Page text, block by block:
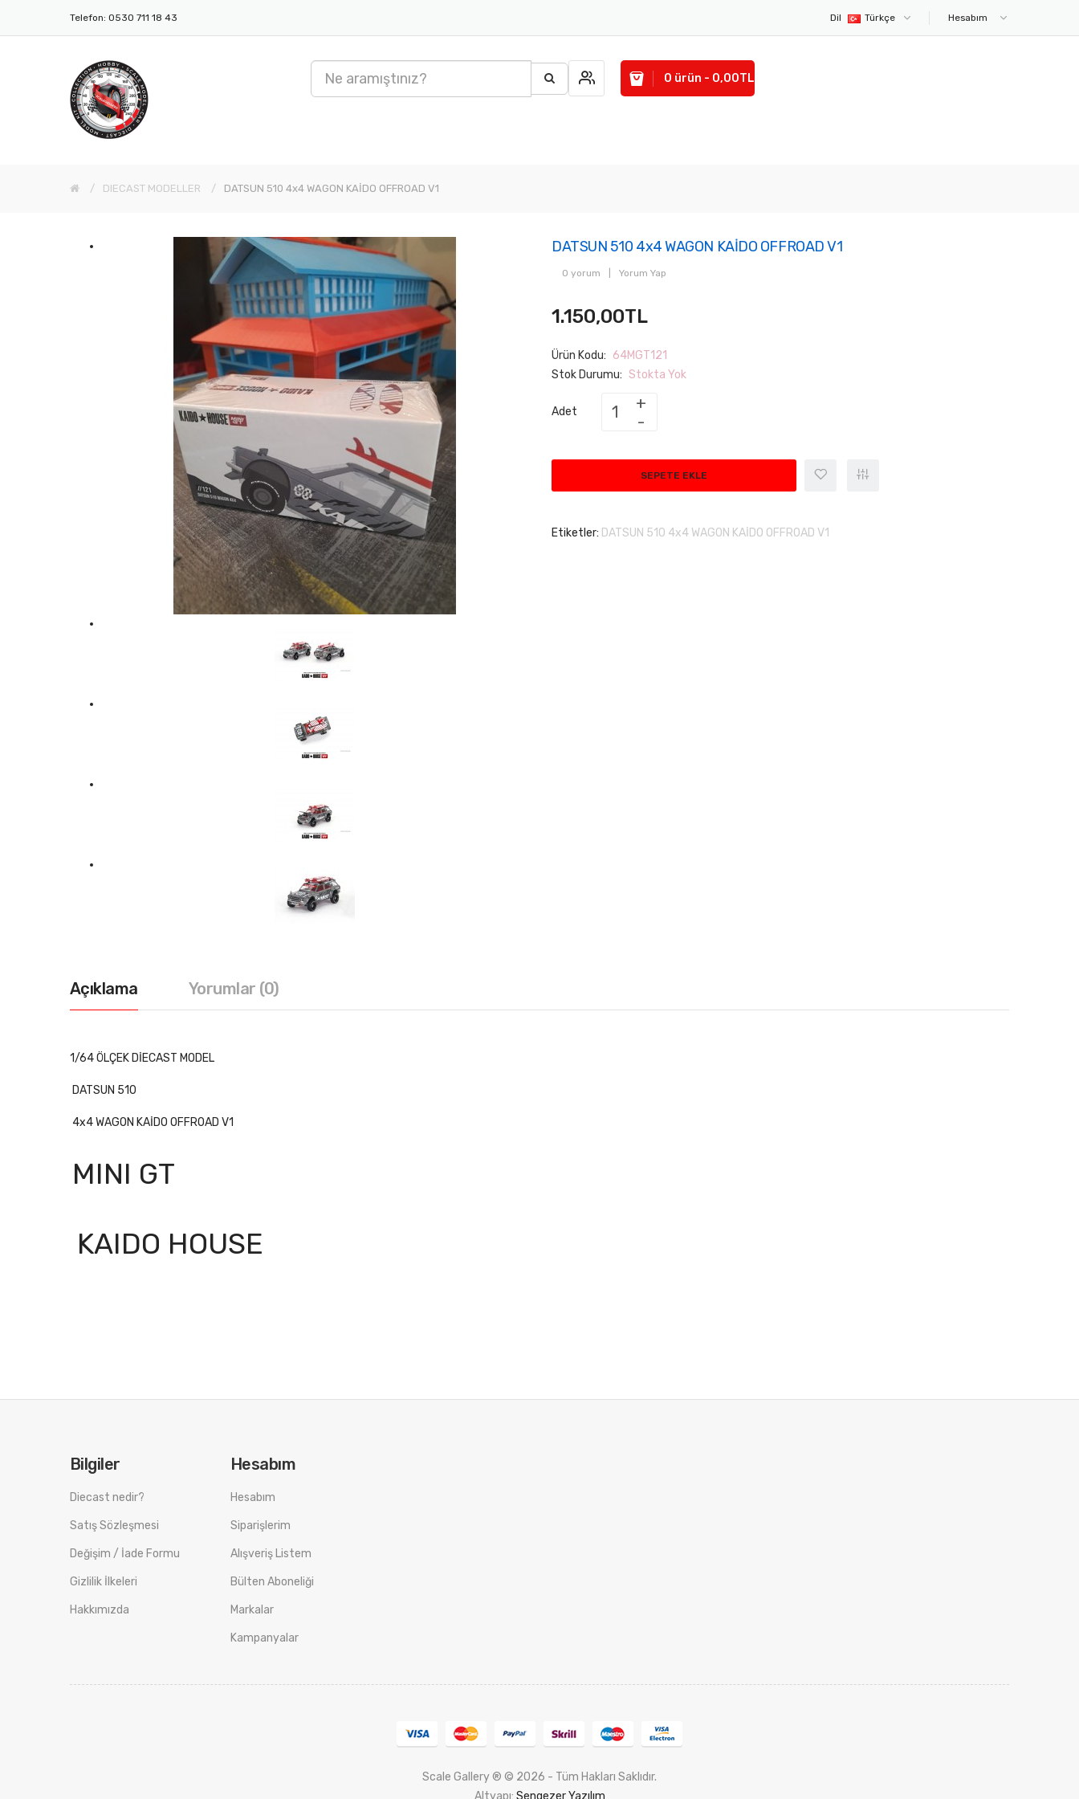
Telefon: 0530 711 18 43 Dil Türkçe Hesabım
0 ürün - 0,00TL
DIECAST MODELLER DATSUN 510 4x4 WAGON KAİDO OFFROAD V1
DATSUN 510 4x4 WAGON KAİDO OFFROAD V1
0 yorum Yorum Yap
1.150,00TL
Ürün Kodu: 64MGT121
Stok Durumu: Stokta Yok
Adet
SEPETE EKLE
Etiketler: DATSUN 510 4x4 WAGON KAİDO OFFROAD V1
Açıklama Yorumlar (0)
1/64 ÖLÇEK DİECAST MODEL
DATSUN 510
4x4 WAGON KAİDO OFFROAD V1
MINI GT
KAIDO HOUSE
Bilgiler
Diecast nedir?
Satış Sözleşmesi
Değişim / İade Formu
Gizlilik İlkeleri
Hakkımızda
Hesabım
Hesabım
Siparişlerim
Alışveriş Listem
Bülten Aboneliği
Markalar
Kampanyalar
Scale Gallery ® © 2026 - Tüm Hakları Saklıdır.
Altyapı: Sengezer Yazılım